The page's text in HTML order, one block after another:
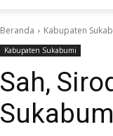
Beranda Kabupaten
Kabupaten Sukabumi
Sah,